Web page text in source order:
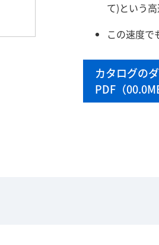
て)という
この速度で
カタログの
PDF（